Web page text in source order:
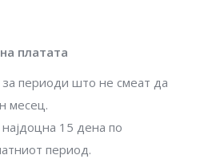
платата
за периоди што не смеат да
месец.
15 дена по
период.